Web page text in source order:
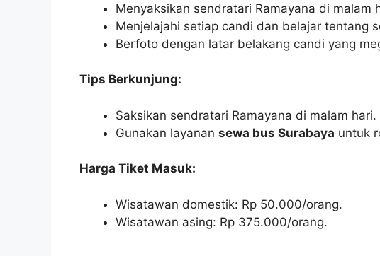
Menyaksikan sendratari Ramayana di malam
Menjelajahi setiap candi dan belajar tentang
Berfoto dengan latar belakang candi yang
Tips Berkunjung:
Saksikan sendratari Ramayana di malam hari.
Gunakan layanan sewa bus Surabaya untuk
Harga Tiket Masuk:
Wisatawan domestik: Rp 50.000/orang.
Wisatawan asing: Rp 375.000/orang.